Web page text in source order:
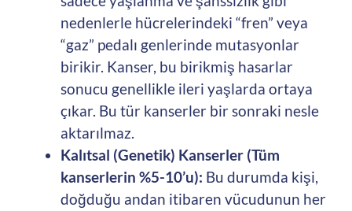
nedenlerle hücrelerindeki “fren” veya
“gaz” pedalı genlerinde mutasyonlar
birikir. Kanser, bu birikmiş hasarlar
sonucu genellikle ileri yaşlarda ortaya
çıkar. Bu tür kanserler bir sonraki nesle
aktarılmaz.
Kalıtsal (Genetik) Kanserler (Tüm
kanserlerin %5-10’u): Bu durumda kişi,
doğduğu andan itibaren vücudunun her